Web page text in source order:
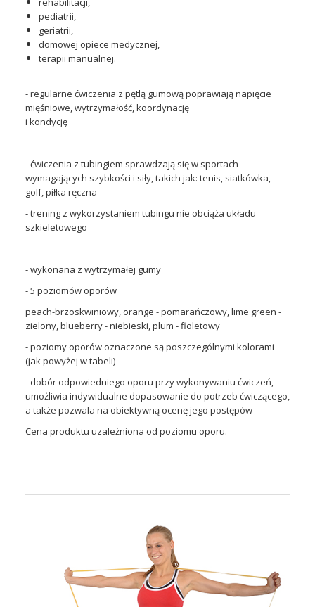
pediatrii,
geriatrii,
domowej opiece medycznej,
terapii manualnej.
- regularne ćwiczenia z pętlą gumową poprawiają napięcie
mięśniowe, wytrzymałość, koordynację
i kondycję
- ćwiczenia z tubingiem sprawdzają się w sportach
wymagających szybkości i siły, takich jak: tenis, siatkówka,
golf, piłka ręczna
- trening z wykorzystaniem tubingu nie obciąża układu
szkieletowego
- wykonana z wytrzymałej gumy
- 5 poziomów oporów
peach-brzoskwiniowy, orange - pomarańczowy, lime green -
zielony, blueberry - niebieski, plum - fioletowy
- poziomy oporów oznaczone są poszczególnymi kolorami
(jak powyżej w tabeli)
- dobór odpowiedniego oporu przy wykonywaniu ćwiczeń,
umożliwia indywidualne dopasowanie do potrzeb ćwiczącego,
a także pozwala na obiektywną ocenę jego postępów
Cena produktu uzależniona od poziomu oporu.